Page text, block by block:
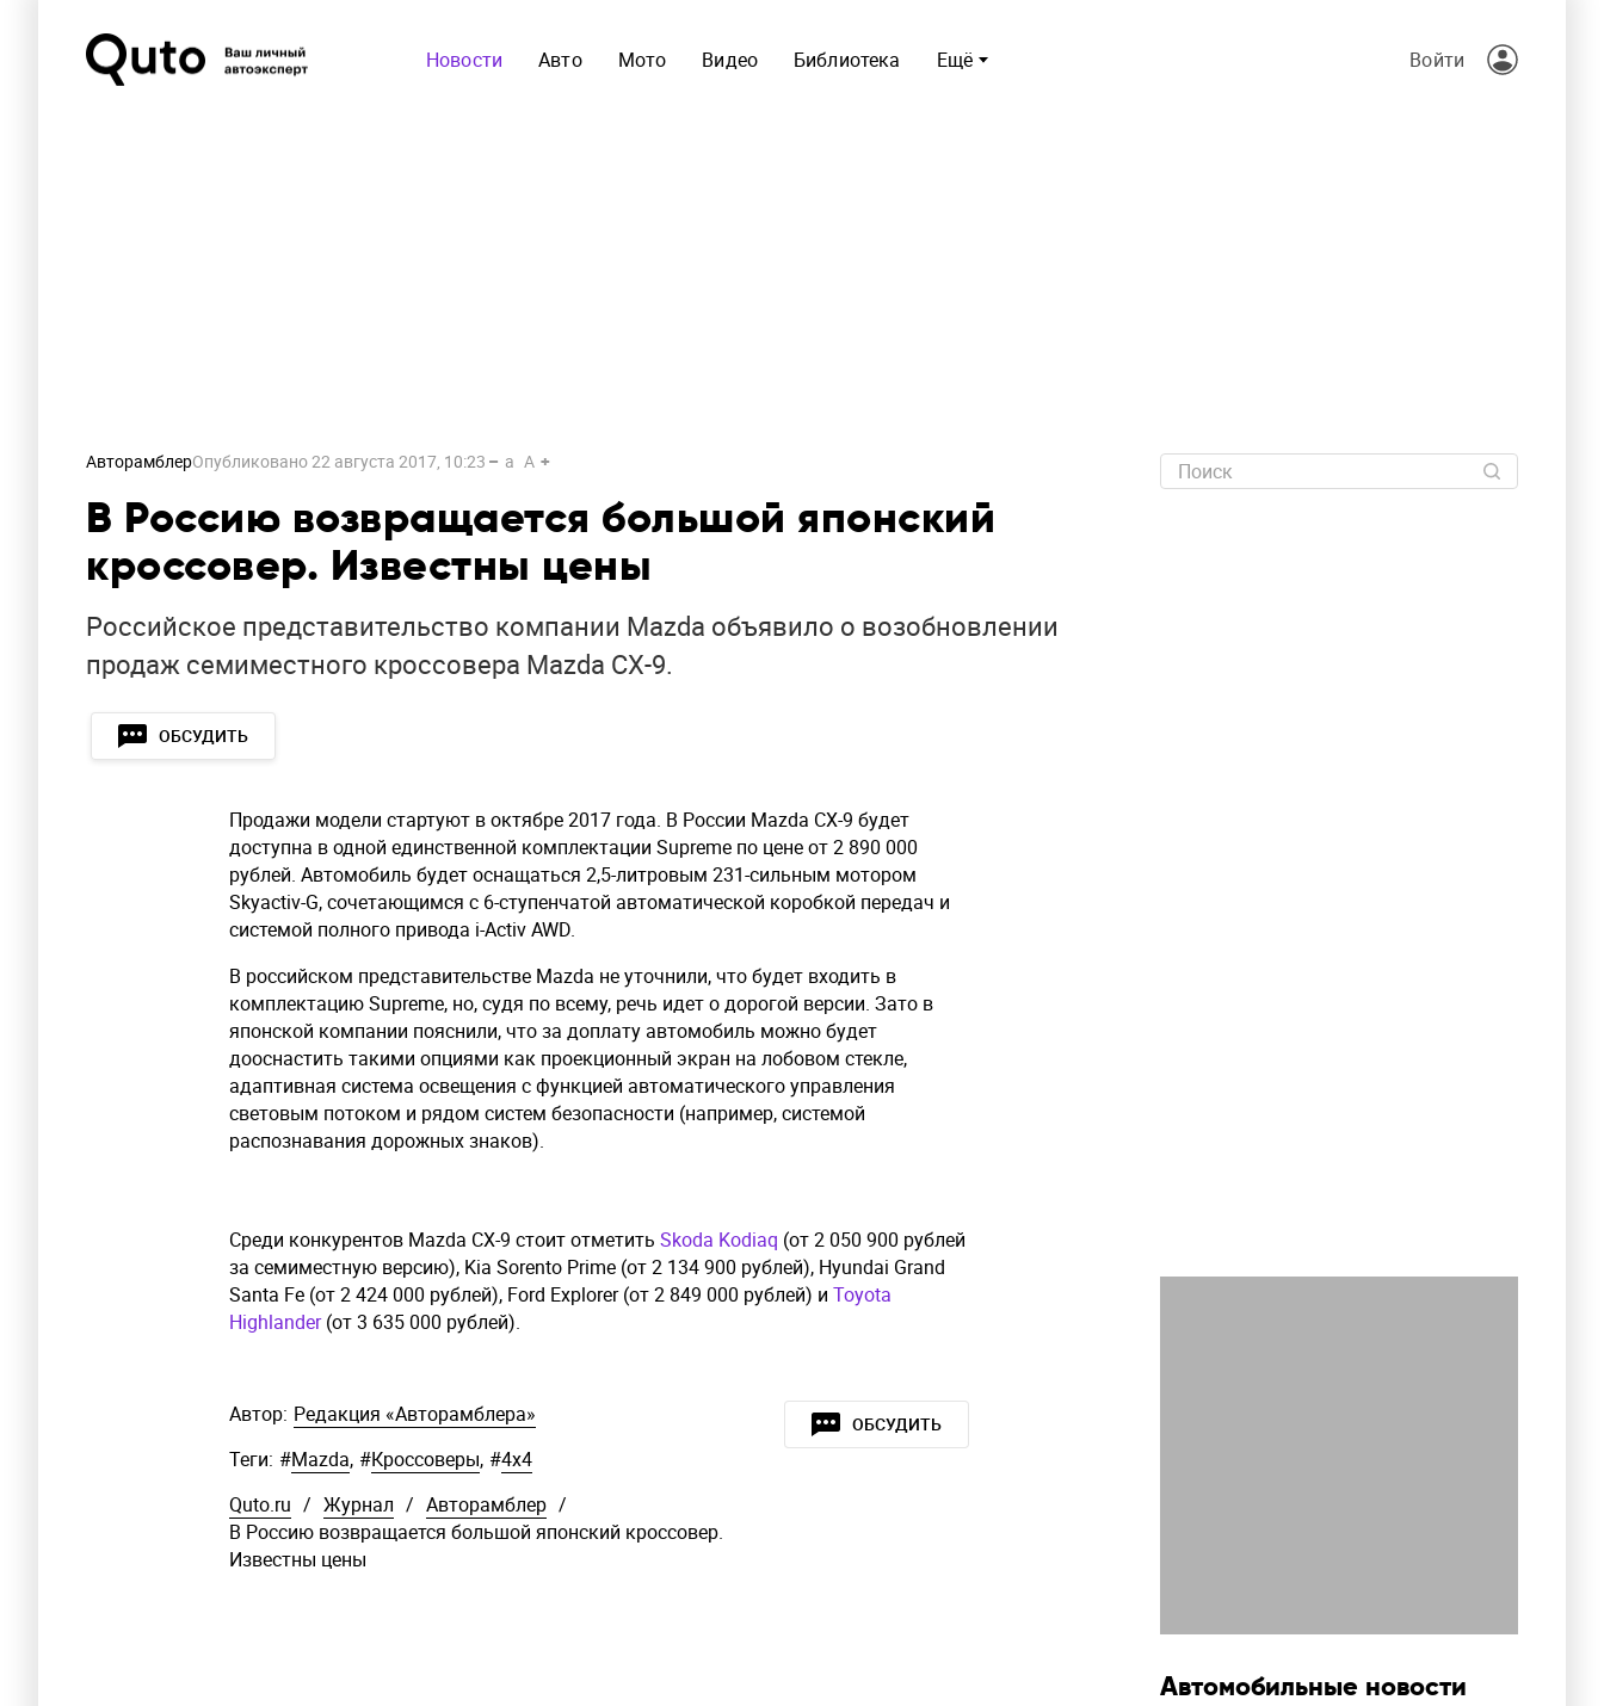
Ещё
Новости Авто Мото Видео Библиотека Войти
АвторамблерОпубликовано22 августа 2017, 10:23 a A
В Россию возвращается большой японский
кроссовер. Известны цены
Российское представительство компании Mazda объявило о возобновлении
продаж семиместного кроссовера Mazda CX-9.
ОБСУДИТЬ
Продажи модели стартуют в октябре 2017 года. В России Mazda CX-9 будет
доступна в одной единственной комплектации Supreme по цене от 2 890 000
рублей. Автомобиль будет оснащаться 2,5-литровым 231-сильным мотором
Skyactiv-G, сочетающимся с 6-ступенчатой автоматической коробкой передач и
системой полного привода i-Activ AWD.
В российском представительстве Mazda не уточнили, что будет входить в
комплектацию Supreme, но, судя по всему, речь идет о дорогой версии. Зато в
японской компании пояснили, что за доплату автомобиль можно будет
дооснастить такими опциями как проекционный экран на лобовом стекле,
адаптивная система освещения с функцией автоматического управления
световым потоком и рядом систем безопасности (например, системой
распознавания дорожных знаков).
Среди конкурентов Mazda CX-9 стоит отметить Skoda Kodiaq (от 2 050 900 рублей
за семиместную версию), Kia Sorento Prime (от 2 134 900 рублей), Hyundai Grand
Santa Fe (от 2 424 000 рублей), Ford Explorer (от 2 849 000 рублей) и Toyota
Highlander(от 3 635 000 рублей).
ОБСУДИТЬ
Автор: Редакция «Авторамблера»
Теги: #Mazda, #Кроссоверы, #4x4
Quto.ru / Журнал / Авторамблер /
В Россию возвращается большой японский кроссовер.
Известны цены
Автомобильные новости